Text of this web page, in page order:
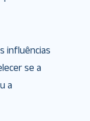
influências
se a
a